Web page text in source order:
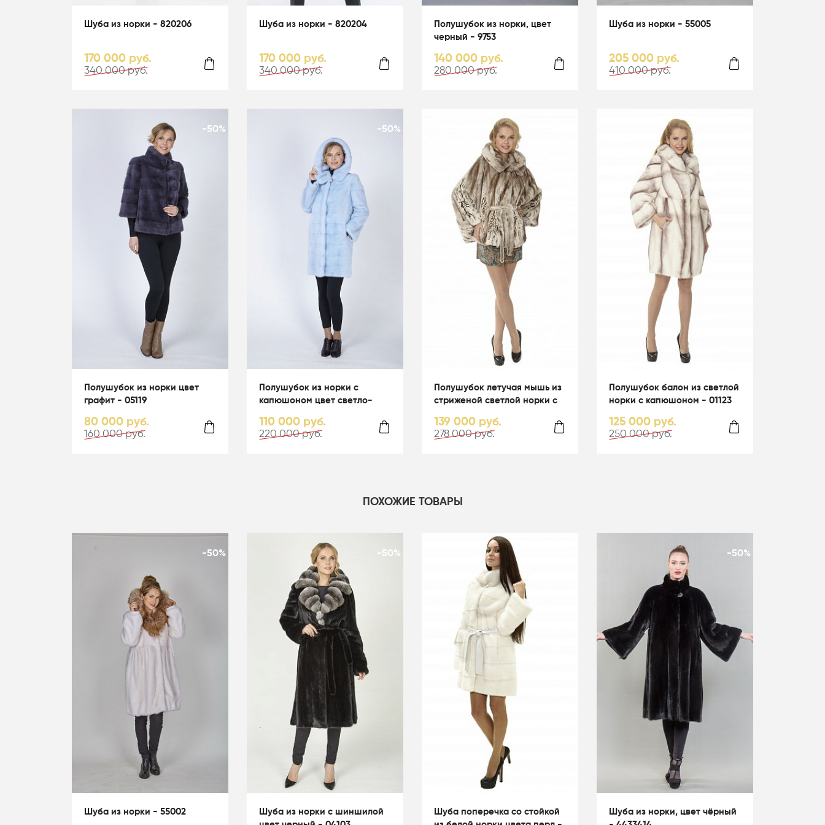
Шуба из норки - 820206
170 000 руб.
340 000 руб.
Шуба из норки - 820204
170 000 руб.
340 000 руб.
Полушубок из норки, цвет
черный - 9753
140 000 руб.
280 000 руб.
Шуба из норки - 55005
205 000 руб.
410 000 руб.
-50%
Полушубок из норки цвет
графит - 05119
80 000 руб.
160 000 руб.
-50%
Полушубок из норки с
капюшоном цвет светло-
110 000 руб.
220 000 руб.
Полушубок летучая мышь из
стриженой светлой норки с
139 000 руб.
278 000 руб.
Полушубок балон из светлой
норки с капюшоном - 01123
125 000 руб.
250 000 руб.
ПОХОЖИЕ ТОВАРЫ
-50%
Шуба из норки - 55002
-50%
Шуба из норки с шиншилой
Шуба поперечка со стойкой
-50%
Шуба из норки, цвет чёрный